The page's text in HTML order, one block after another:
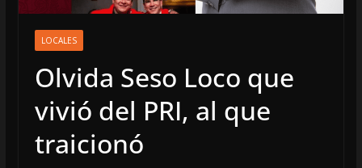
LOCALES
Olvida Seso Loco que
vivió del PRI, al que
traicionó